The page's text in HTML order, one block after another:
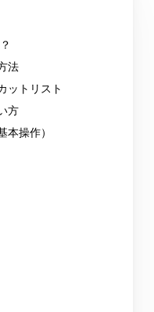
法
ットリスト
方
本操作）